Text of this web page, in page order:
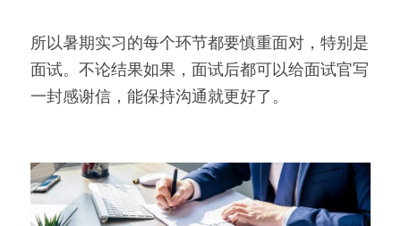
所以暑期实习的每个环节都要慎重面对，特别是
面试。不论结果如果，面试后都可以给面试官写
一封感谢信，能保持沟通就更好了。